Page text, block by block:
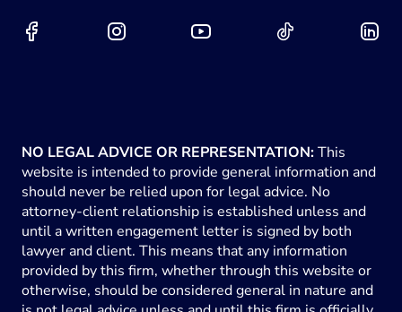
NO LEGAL ADVICE OR REPRESENTATION:This
website is intended to provide general information and
should never be relied upon for legal advice. No
attorney-client relationship is established unless and
until a written engagement letter is signed by both
lawyer and client. This means that any information
provided by this firm, whether through this website or
otherwise, should be considered general in nature and